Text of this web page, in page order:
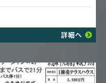
詳細へ